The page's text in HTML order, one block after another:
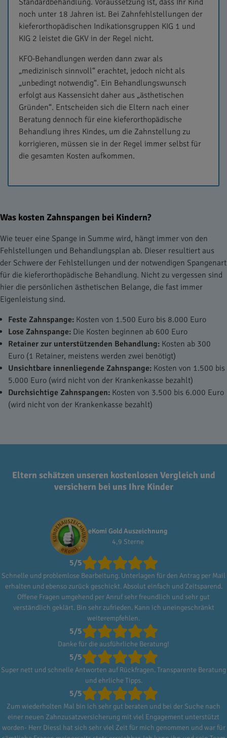
Standardbehandlung. Voraussetzung ist, dass Ihr Kind
noch unter 18 Jahren ist. Bei Zahnfehlstellungen der
kieferorthopädischen Indikationsgruppen KIG 1 und
KIG 2 leistet die GKV in der Regel nicht.
KFO-Behandlungen werden dann zwar als
„medizinisch sinnvoll“ erachtet, jedoch nicht als
„unbedingt notwendig“. Ein Behandlungswunsch
erfolgt aus Kassensicht daher aus „ästhetischen
Gründen“. Entscheiden sich die Eltern nach einer
Beratung dennoch für eine kieferorthopädische
Behandlung ihres Kindes, um die Zahnstellung zu
korrigieren, müssen sie in der Regel immer selbst für
die gesamten Kosten aufkommen.
Was kosten Zahnspangen bei Kindern?
Wie teuer eine Spange in Summe wird, hängt immer von den
Fehlstellungen und Behandlungsplan ab. Dieser resultiert aus
der Schwere der Fehlstellungen und der notwendigen Spangenart
für die kieferorthopädische Behandlung. Nicht zu vergessen sind
hier die persönlichen ästhetischen Belange, die fast immer
Eigenleistung sind.
Feste Zahnspange: Kosten von 1.500 Euro bis 8.000 Euro
Lose Zahnspange: Die Kosten beginnen ab 600 Euro
Retainer zur unterstützenden Behandlung: Kosten ab 300
Euro (1 Retainer, meistens werden zwei benötigt)
Unsichtbare innenliegende Zahnspange: Kosten von 1.500 bis
5.000 Euro (wird nicht von der Krankenkasse bezahlt)
Durchsichtige Zahnspangen: Kosten von 3.500 bis 6.000 Euro
(wird nicht von der Krankenkasse bezahlt)
Eltern schätzen unseren kostenlosen Vergleich und
versichern bei uns Ihre Kinder
eKomi Gold Auszeichnung
4,9 Sterne
5/5
Schnelle und problemlose Bearbeitung. Unterlagen für den Antrag per Mail
erhalten und ebenso zurück geschickt. Absolut einfach und Zeitsparend.
Offene Fragen umgehend per Anruf sehr freundlich und sehr gut
verständlich geklärt. Bin sehr zufrieden. Kann ich uneingeschränkt
weiterempfehlen.
5/5
Danke für die ausführliche Beratung!
5/5
Super nett und schnelle Antworten auf Rückfragen. Transparente Beratung
und ehrliche Tipps.
5/5
Zum wiederholten Mal bin ich sehr gut beraten und bei der Suche nach
einer neuen Zahnzusatzversicherung mit viel Engagement unterstützt
worden- Herr Diessl hat sich sehr viel Zeit für mich genommen und war für